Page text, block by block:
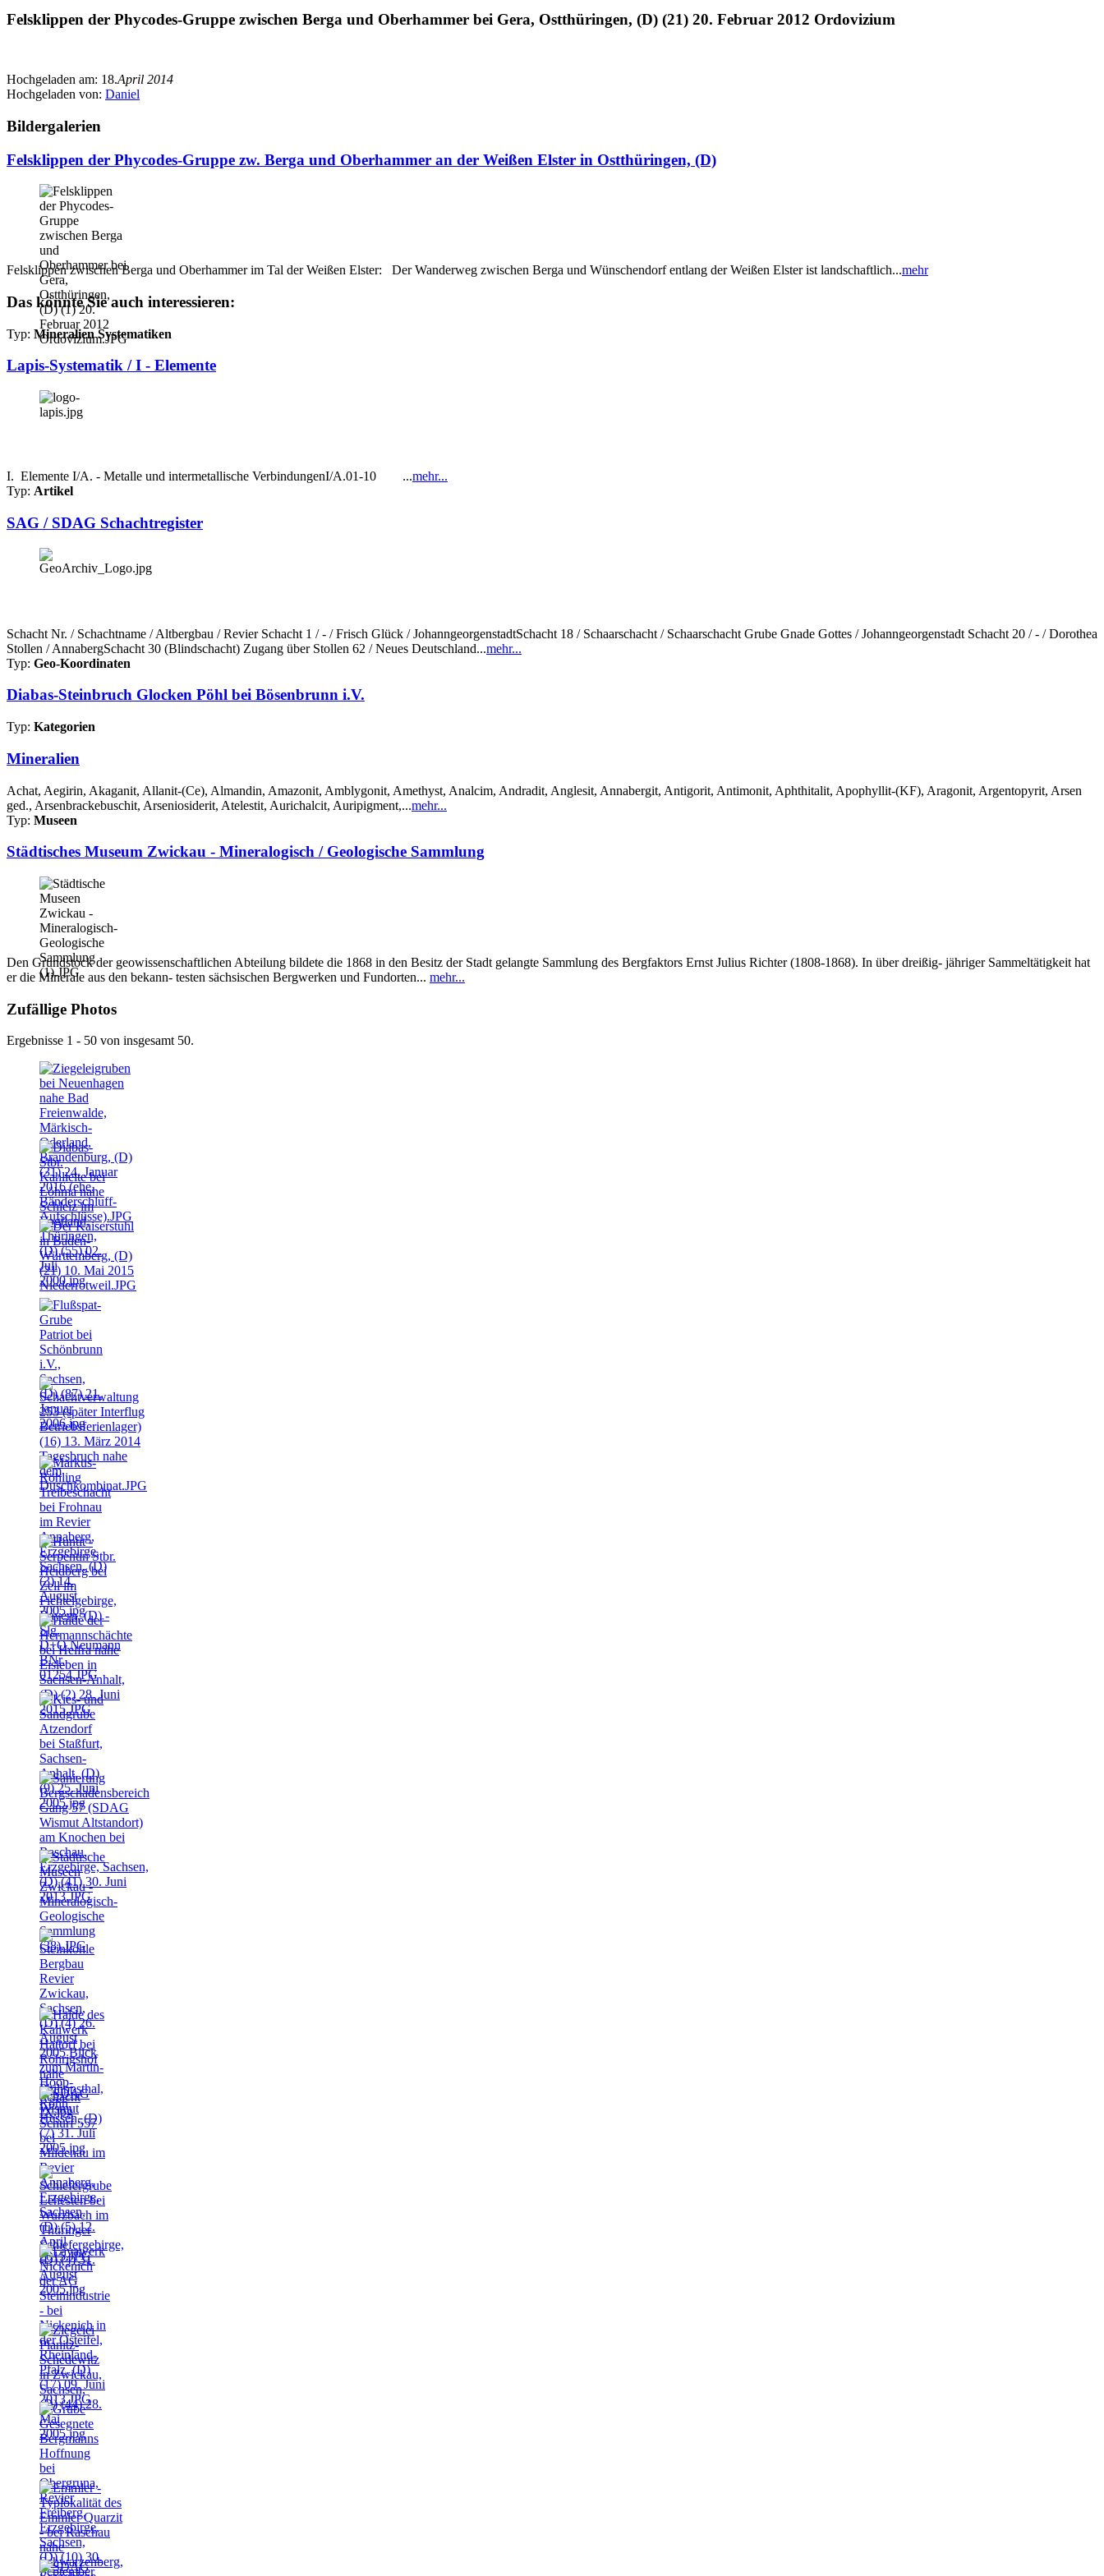
Felsklippen der Phycodes-Gruppe zwischen Berga und Oberhammer bei Gera, Ostthüringen, (D) (21) 20. Februar 2012 Ordovizium
Hochgeladen am: 18.April 2014
Hochgeladen von: Daniel
Bildergalerien
Felsklippen der Phycodes-Gruppe zw. Berga und Oberhammer an der Weißen Elster in Ostthüringen, (D)
Felsklippen zwischen Berga und Oberhammer im Tal der Weißen Elster: Der Wanderweg zwischen Berga und Wünschendorf entlang der Weißen Elster ist landschaftlich...mehr
Das könnte Sie auch interessieren:
Typ: Mineralien Systematiken
Lapis-Systematik / I - Elemente
I. Elemente I/A. - Metalle und intermetallische VerbindungenI/A.01-10 ...mehr...
Typ: Artikel
SAG / SDAG Schachtregister
Schacht Nr. / Schachtname / Altbergbau / Revier Schacht 1 / - / Frisch Glück / JohanngeorgenstadtSchacht 18 / Schaarschacht / Schaarschacht Grube Gnade Gottes / Johanngeorgenstadt Schacht 20 / - / Dorothea
Stollen / AnnabergSchacht 30 (Blindschacht) Zugang über Stollen 62 / Neues Deutschland...mehr...
Typ: Geo-Koordinaten
Diabas-Steinbruch Glocken Pöhl bei Bösenbrunn i.V.
Typ: Kategorien
Mineralien
Achat, Aegirin, Akaganit, Allanit-(Ce), Almandin, Amazonit, Amblygonit, Amethyst, Analcim, Andradit, Anglesit, Annabergit, Antigorit, Antimonit, Aphthitalit, Apophyllit-(KF), Aragonit, Argentopyrit, Arsen
ged., Arsenbrackebuschit, Arseniosiderit, Atelestit, Aurichalcit, Auripigment,...mehr...
Typ: Museen
Städtisches Museum Zwickau - Mineralogisch / Geologische Sammlung
Den Grundstock der geowissenschaftlichen Abteilung bildete die 1868 in den Besitz der Stadt gelangte Sammlung des Bergfaktors Ernst Julius Richter (1808-1868). In über dreißig- jähriger Sammeltätigkeit hat
er die Minerale aus den bekann- testen sächsischen Bergwerken und Fundorten... mehr...
Zufällige Photos
Ergebnisse 1 - 50 von insgesamt 50.